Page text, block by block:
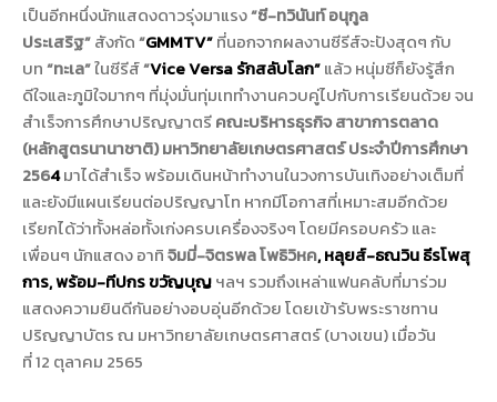
เป็นอีกหนึ่งนักแสดงดาวรุ่งมาแรง“ซี-ทวินันท์ อนุกูล
ประเสริฐ”สังกัด“GMMTV”ที่นอกจากผลงานซีรีส์จะปังสุดๆ กับ
บท“ทะเล”ในซีรีส์“Vice Versaรักสลับโลก”แล้วหนุ่มซีก็ยังรู้สึก
ดีใจและภูมิใจมากๆ ที่มุ่งมั่นทุ่มเททำงานควบคู่ไปกับการเรียนด้วย จน
สำเร็จการศึกษาปริญญาตรีคณะบริหารธุรกิจ สาขาการตลาด
(หลักสูตรนานาชาติ) มหาวิทยาลัยเกษตรศาสตร์ ประจำปีการศึกษา
2564มาได้สำเร็จ พร้อมเดินหน้าทำงานในวงการบันเทิงอย่างเต็มที่
และยังมีแผนเรียนต่อปริญญาโท หากมีโอกาสที่เหมาะสมอีกด้วย
เรียกได้ว่าทั้งหล่อทั้งเก่งครบเครื่องจริงๆ โดยมีครอบครัว และ
เพื่อนๆ นักแสดง อาทิจิมมี่-จิตรพล โพธิวิหค,หลุยส์-ธณวิน ธีรโพสุ
การ, พร้อม-ทีปกร ขวัญบุญฯลฯ รวมถึงเหล่าแฟนคลับที่มาร่วม
แสดงความยินดีกันอย่างอบอุ่นอีกด้วยโดยเข้ารับพระราชทาน
ปริญญาบัตร ณ มหาวิทยาลัยเกษตรศาสตร์ (บางเขน) เมื่อวัน
ที่12 ตุลาคม 2565